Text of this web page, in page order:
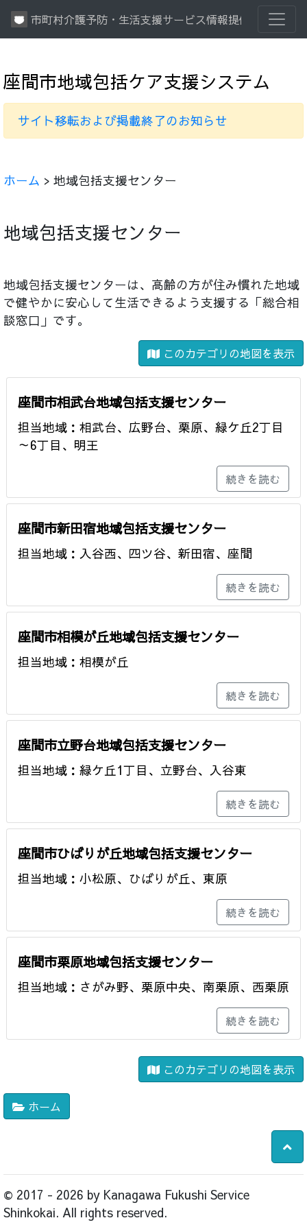
市町村介護予防・生活支援サービス情報提供システム
座間市地域包括ケア支援システム
サイト移転および掲載終了のお知らせ
ホーム > 地域包括支援センター
地域包括支援センター
地域包括支援センターは、高齢の方が住み慣れた地域
で健やかに安心して生活できるよう支援する「総合相
談窓口」です。
このカテゴリの地図を表示
座間市相武台地域包括支援センター
担当地域：相武台、広野台、栗原、緑ケ丘2丁目
～6丁目、明王
続きを読む
座間市新田宿地域包括支援センター
担当地域：入谷西、四ツ谷、新田宿、座間
続きを読む
座間市相模が丘地域包括支援センター
担当地域：相模が丘
続きを読む
座間市立野台地域包括支援センター
担当地域：緑ケ丘1丁目、立野台、入谷東
続きを読む
座間市ひばりが丘地域包括支援センター
担当地域：小松原、ひばりが丘、東原
続きを読む
座間市栗原地域包括支援センター
担当地域：さがみ野、栗原中央、南栗原、西栗原
続きを読む
このカテゴリの地図を表示
ホーム
© 2017 - 2026 by Kanagawa Fukushi Service
Shinkokai. All rights reserved.